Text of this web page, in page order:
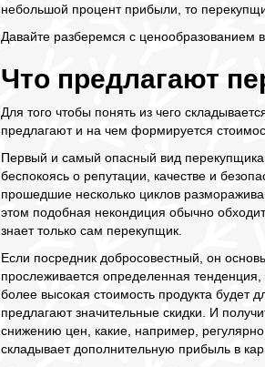
небольшой процент прибыли, то
Давайте разберемся с ценообразованием
Что предлагают
Для того чтобы понять из чего
предлагают и на чем формируется
Первый и самый опасный вид
беспокоясь о репутации, качестве и
прошедшие несколько циклов
этом подобная некондиция обычно
знает только сам перекупщик.
Если посредник добросовестный, он
прослеживается определенная
более высокая стоимость продукта будет
предлагают значительные скидки. И
снижению цен, какие, например,
складывает дополнительную прибыль в